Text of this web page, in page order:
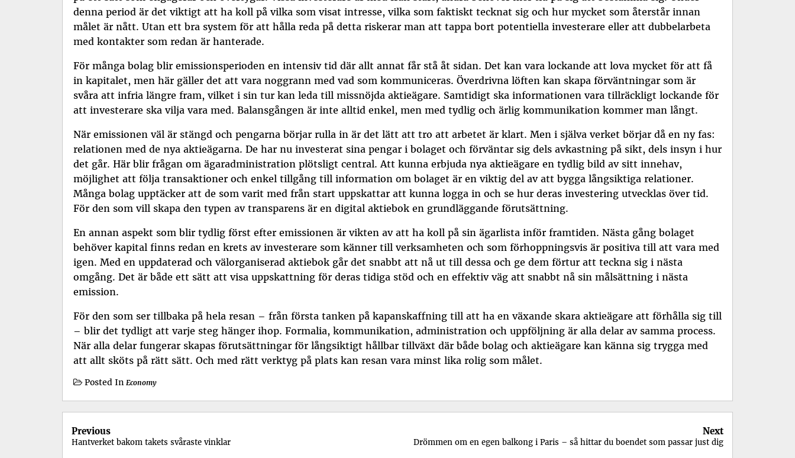
denna period är det viktigt att ha koll på vilka som visat intresse, vilka som faktiskt tecknat sig och hur mycket som återstår innan
målet är nått. Utan ett bra system för att hålla reda på detta riskerar man att tappa bort potentiella investerare eller att dubbelarbeta
med kontakter som redan är hanterade.
För många bolag blir emissionsperioden en intensiv tid där allt annat får stå åt sidan. Det kan vara lockande att lova mycket för att få
in kapitalet, men här gäller det att vara noggrann med vad som kommuniceras. Överdrivna löften kan skapa förväntningar som är
svåra att infria längre fram, vilket i sin tur kan leda till missnöjda aktieägare. Samtidigt ska informationen vara tillräckligt lockande för
att investerare ska vilja vara med. Balansgången är inte alltid enkel, men med tydlig och ärlig kommunikation kommer man långt.
När emissionen väl är stängd och pengarna börjar rulla in är det lätt att tro att arbetet är klart. Men i själva verket börjar då en ny fas:
relationen med de nya aktieägarna. De har nu investerat sina pengar i bolaget och förväntar sig dels avkastning på sikt, dels insyn i hur
det går. Här blir frågan om ägaradministration plötsligt central. Att kunna erbjuda nya aktieägare en tydlig bild av sitt innehav,
möjlighet att följa transaktioner och enkel tillgång till information om bolaget är en viktig del av att bygga långsiktiga relationer.
Många bolag upptäcker att de som varit med från start uppskattar att kunna logga in och se hur deras investering utvecklas över tid.
För den som vill skapa den typen av transparens är en digital aktiebok en grundläggande förutsättning.
En annan aspekt som blir tydlig först efter emissionen är vikten av att ha koll på sin ägarlista inför framtiden. Nästa gång bolaget
behöver kapital finns redan en krets av investerare som känner till verksamheten och som förhoppningsvis är positiva till att vara med
igen. Med en uppdaterad och välorganiserad aktiebok går det snabbt att nå ut till dessa och ge dem förtur att teckna sig i nästa
omgång. Det är både ett sätt att visa uppskattning för deras tidiga stöd och en effektiv väg att snabbt nå sin målsättning i nästa
emission.
För den som ser tillbaka på hela resan – från första tanken på kapanskaffning till att ha en växande skara aktieägare att förhålla sig till
– blir det tydligt att varje steg hänger ihop. Formalia, kommunikation, administration och uppföljning är alla delar av samma process.
När alla delar fungerar skapas förutsättningar för långsiktigt hållbar tillväxt där både bolag och aktieägare kan känna sig trygga med
att allt sköts på rätt sätt. Och med rätt verktyg på plats kan resan vara minst lika rolig som målet.
Posted In Economy
Inläggsnavigering
Previous
Hantverket bakom takets svåraste vinklar
Next
Drömmen om en egen balkong i Paris – så hittar du boendet som passar just dig